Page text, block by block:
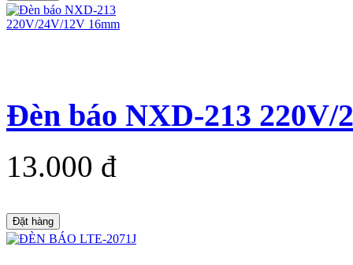
Đèn báo NXD-213 220V/
13.000 đ
Đặt hàng